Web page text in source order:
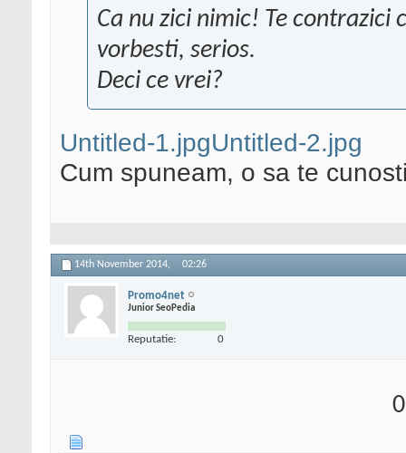
Ca nu zici nimic! Te contrazici
vorbesti, serios.
Deci ce vrei?
Untitled-1.jpgUntitled-2.jpg
Cum spuneam, o sa te
14th November 2014, 02:26
Promo4net
Junior SeoPedia
Reputatie: 0